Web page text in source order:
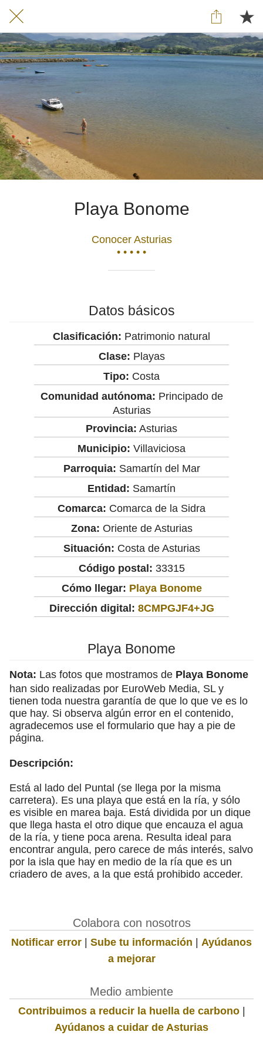
Playa Bonome
Conocer Asturias
• • • • •
Datos básicos
Clasificación: Patrimonio natural
Clase: Playas
Tipo: Costa
Comunidad autónoma: Principado de
Asturias
Provincia: Asturias
Municipio: Villaviciosa
Parroquia: Samartín del Mar
Entidad: Samartín
Comarca: Comarca de la Sidra
Zona: Oriente de Asturias
Situación: Costa de Asturias
Código postal: 33315
Cómo llegar: Playa Bonome
Dirección digital: 8CMPGJF4+JG
Playa Bonome
Nota: Las fotos que mostramos de Playa Bonome
han sido realizadas por EuroWeb Media, SL y
tienen toda nuestra garantía de que lo que ve es lo
que hay. Si observa algún error en el contenido,
agradecemos use el formulario que hay a pie de
página.
Descripción:
Está al lado del Puntal (se llega por la misma
carretera). Es una playa que está en la ría, y sólo
es visible en marea baja. Está dividida por un dique
que llega hasta el otro dique que encauza el agua
de la ría, y tiene poca arena. Resulta ideal para
encontrar angula, pero carece de más interés, salvo
por la isla que hay en medio de la ría que es un
criadero de aves, a la que está prohibido acceder.
Colabora con nosotros
Notificar error | Sube tu información | Ayúdanos
a mejorar
Medio ambiente
Contribuimos a reducir la huella de carbono|
Ayúdanos a cuidar de Asturias